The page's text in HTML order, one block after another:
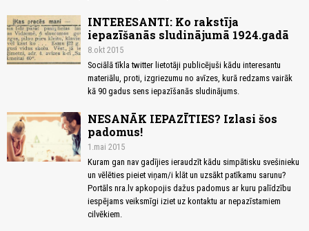
INTERESANTI: Ko rakstīja
iepazīšanās sludinājumā 1924.gadā
8.okt 2015
Sociālā tīkla twitter lietotāji publicējuši kādu interesantu
materiālu, proti, izgriezumu no avīzes, kurā redzams vairāk
kā 90 gadus sens iepazīšanās sludinājums.
NESANĀK IEPAZĪTIES? Izlasi šos
padomus!
1.mai 2015
Kuram gan nav gadījies ieraudzīt kādu simpātisku svešinieku
un vēlēties pieiet viņam/i klāt un uzsākt patīkamu sarunu?
Portāls nra.lv apkopojis dažus padomus ar kuru palīdzību
iespējams veiksmīgi iziet uz kontaktu ar nepazīstamiem
cilvēkiem.